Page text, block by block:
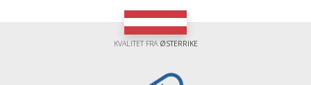
KVALITET FRAØSTERRIKE